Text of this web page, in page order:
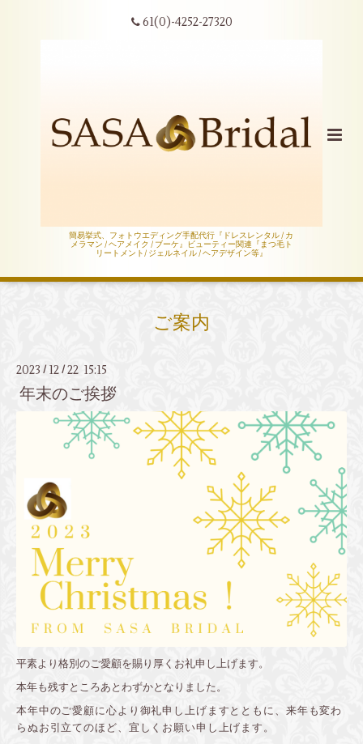
61(0)-4252-27320
簡易挙式、フォトウエディング手配代行『ドレスレンタル / カ
メラマン / ヘアメイク / ブーケ』ビューティー関連『まつ毛ト
リートメント/ ジェルネイル / ヘアデザイン等』
ご案内
2023 / 12 /22 15:15
年末のご挨拶
平素より格別のご愛顧を賜り厚くお礼申し上げます。
本年も残すところあとわずかとなりました。
本年中のご愛顧に心より御礼申し上げますとともに、来年も変わ
らぬお引立てのほど、宜しくお願い申し上げます。